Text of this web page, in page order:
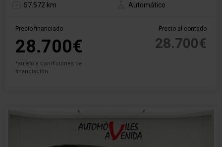
57.572 km Automático
Precio financiado
28.700€
*sujeto a condiciones de
financiación
Precio al contado
28.700€